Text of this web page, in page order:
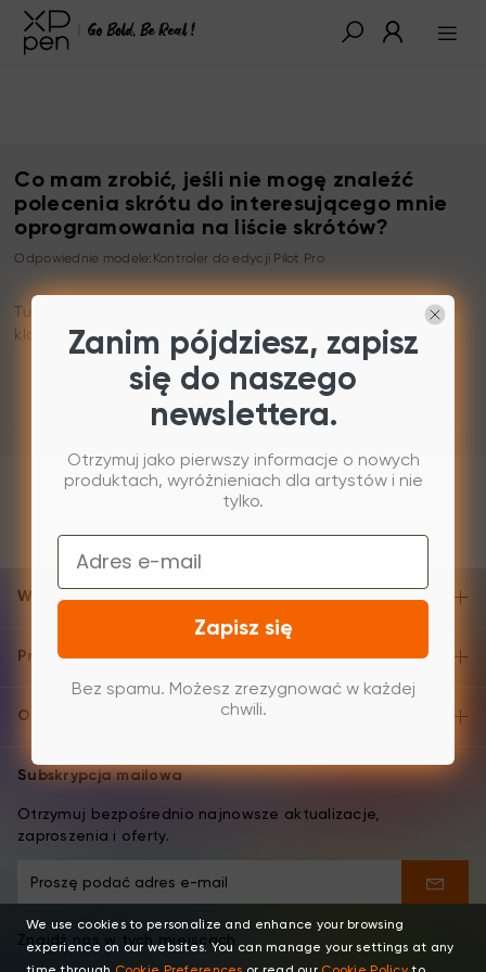
Co mam zrobić, jeśli nie mogę znaleźć
polecenia skrótu do interesującego mnie
oprogramowania na liście skrótów?
Odpowiednie modele:Kontroler do edycji Pilot Pro
Tutaj możesz wprowadzić własne kombinacje skrótów
klawiaturowych i myszy.
Wsparcie i pomoc
Produkty
O XPPen
Subskrypcja mailowa
Otrzymuj bezpośrednio najnowsze aktualizacje,
zaproszenia i oferty.
Znajdź nas w tych miejscach
We use cookies to personalize and enhance your browsing
experience on our websites. You can manage your settings at any
Zanim pójdziesz, zapisz
się do naszego
newslettera.
Otrzymuj jako pierwszy informacje o nowych
produktach, wyróżnieniach dla artystów i nie
tylko.
Email
Zapisz się
Bez spamu. Możesz zrezygnować w każdej
chwili.